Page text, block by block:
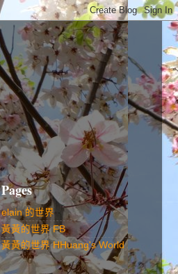
Pages
elain 的世界
黃黃的世界 FB
黃黃的世界 HHuang's World